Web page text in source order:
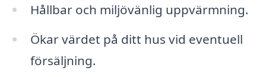
Hållbar och miljövänlig uppvärmning.
Ökar värdet på ditt hus vid eventuell
försäljning.